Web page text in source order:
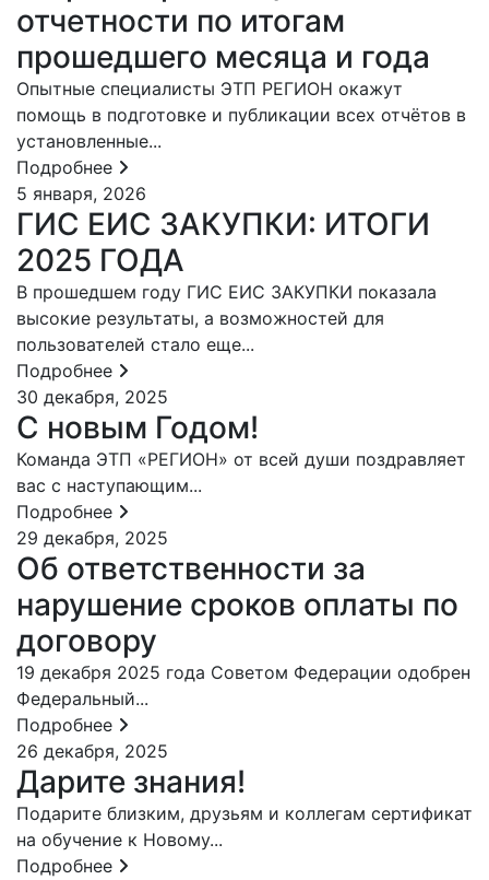
отчетности по итогам
прошедшего месяца и года
Опытные специалисты ЭТП РЕГИОН окажут
помощь в подготовке и публикации всех отчётов в
установленные...
Подробнее
5 января, 2026
ГИС ЕИС ЗАКУПКИ: ИТОГИ
2025 ГОДА
В прошедшем году ГИС ЕИС ЗАКУПКИ показала
высокие результаты, а возможностей для
пользователей стало еще...
Подробнее
30 декабря, 2025
С новым Годом!
Команда ЭТП «РЕГИОН» от всей души поздравляет
вас с наступающим...
Подробнее
29 декабря, 2025
Об ответственности за
нарушение сроков оплаты по
договору
19 декабря 2025 года Советом Федерации одобрен
Федеральный...
Подробнее
26 декабря, 2025
Дарите знания!
Подарите близким, друзьям и коллегам сертификат
на обучение к Новому...
Подробнее